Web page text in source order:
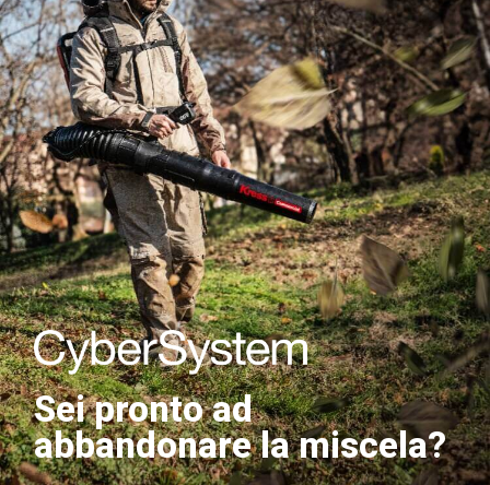
Sei pronto ad
abbandonare la miscela?